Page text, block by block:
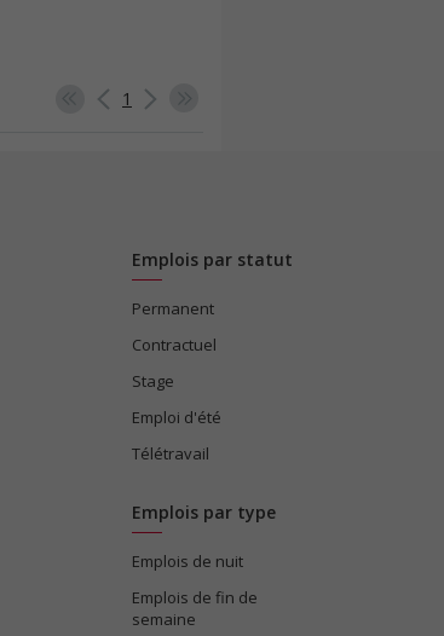
1
Emplois par statut
Permanent
Contractuel
Stage
Emploi d'été
Télétravail
Emplois par type
Emplois de nuit
Emplois de fin de
semaine